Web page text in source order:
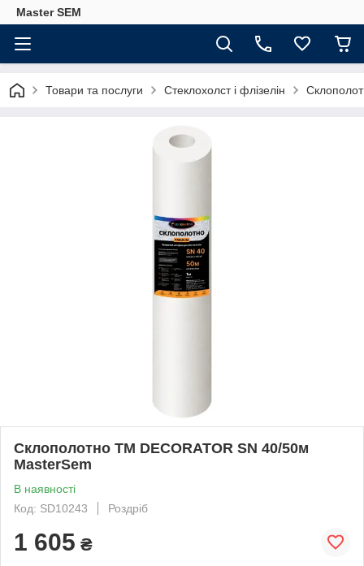
Master SEM
Товари та послуги Стеклохолст і флізелін
Склополотно TM DECORATOR SN 40/50м
MasterSem
В наявності
Код: SD10243
Роздріб
1 605 ₴